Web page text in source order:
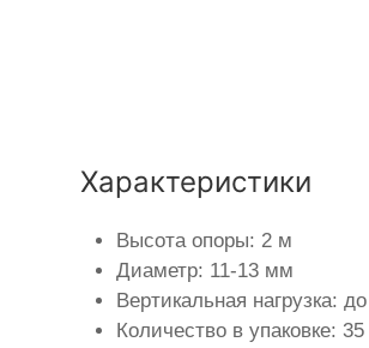
Характеристики
Высота опоры: 2 м
Диаметр: 11-13 мм
Вертикальная нагрузка: до
Количество в упаковке: